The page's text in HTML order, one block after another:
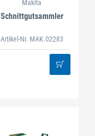
Makita
Schnittgutsammler
Artikel-Nr. MAK.02283